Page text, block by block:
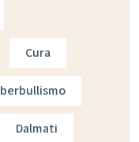
Cura
Dalmati